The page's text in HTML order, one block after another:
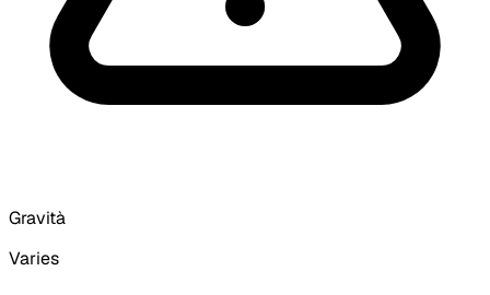
Gravità
Varies